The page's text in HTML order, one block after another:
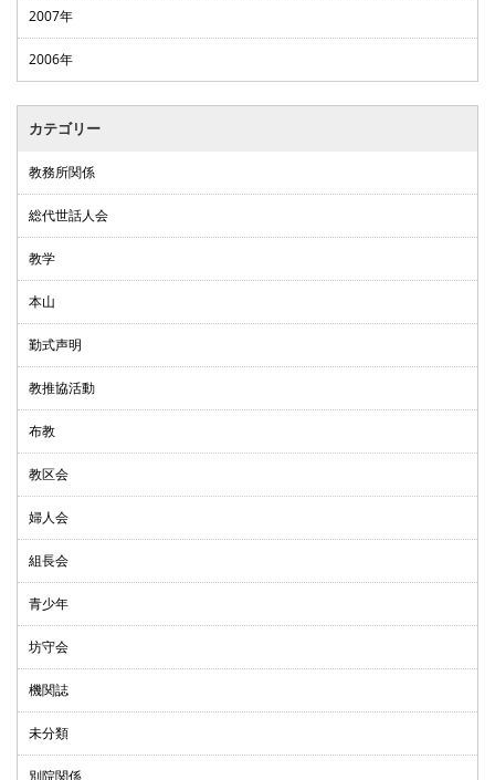
2007年
2006年
カテゴリー
教務所関係
総代世話人会
教学
本山
勤式声明
教推協活動
布教
教区会
婦人会
組長会
青少年
坊守会
機関誌
未分類
別院関係